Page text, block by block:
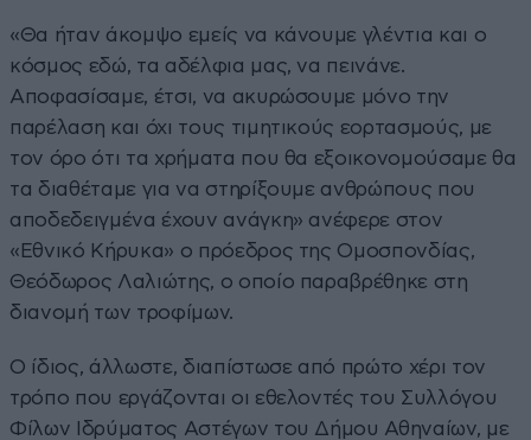
«Θα ήταν άκομψο εμείς να κάνουμε γλέντια και ο
κόσμος εδώ, τα αδέλφια μας, να πεινάνε.
Αποφασίσαμε, έτσι, να ακυρώσουμε μόνο την
παρέλαση και όχι τους τιμητικούς εορτασμούς, με
τον όρο ότι τα χρήματα που θα εξοικονομούσαμε θα
τα διαθέταμε για να στηρίξουμε ανθρώπους που
αποδεδειγμένα έχουν ανάγκη» ανέφερε στον
«Εθνικό Κήρυκα» ο πρόεδρος της Ομοσπονδίας,
Θεόδωρος Λαλιώτης, ο οποίο παραβρέθηκε στη
διανομή των τροφίμων.
Ο ίδιος, άλλωστε, διαπίστωσε από πρώτο χέρι τον
τρόπο που εργάζονται οι εθελοντές του Συλλόγου
Φίλων Ιδρύματος Αστέγων του Δήμου Αθηναίων, με